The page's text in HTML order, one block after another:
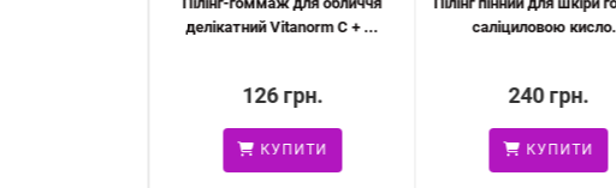
делікатний Vitanorm C + ...
126 грн.
КУПИТИ
саліциловою
240 грн.
КУПИТИ